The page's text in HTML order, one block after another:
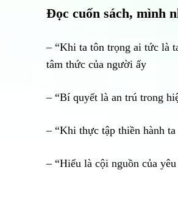
Đọc cuốn sách, mình
– “Khi ta tôn trọng ai tức là
tâm thức của người ấy
– “Bí quyết là an trú trong
– “Khi thực tập thiền hành
– “Hiểu là cội nguồn của